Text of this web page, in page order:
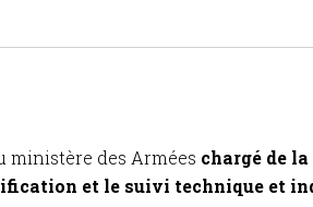
ministère des Armées chargé de
et le suivi technique et